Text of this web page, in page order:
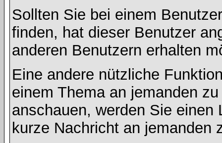
Sollten Sie bei einem
finden, hat dieser Benutzer
anderen Benutzern erhalten
Eine andere nützliche
einem Thema an jemanden
anschauen, werden Sie
kurze Nachricht an jemanden